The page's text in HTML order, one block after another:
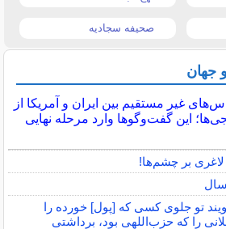
صحیفه سجادیه
جهان
غیر مستقیم بین ایران و آمریکا از
این گفت‌و‌گو‌ها وارد مرحله نهایی
لاغری بر چشم‌ها!
تو جلوی کسی که [پول] خورده را
را که حزب‌اللهی بود، برداشتی